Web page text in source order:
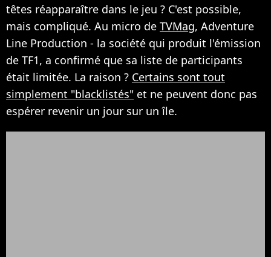
têtes réapparaître dans le jeu ? C'est possible,
mais compliqué. Au micro de TVMag, Adventure
Line Production - la société qui produit l'émission
de TF1, a confirmé que sa liste de participants
était limitée. La raison ? Certains sont tout
simplement "blacklistés" et ne peuvent donc pas
espérer revenir un jour sur un île.